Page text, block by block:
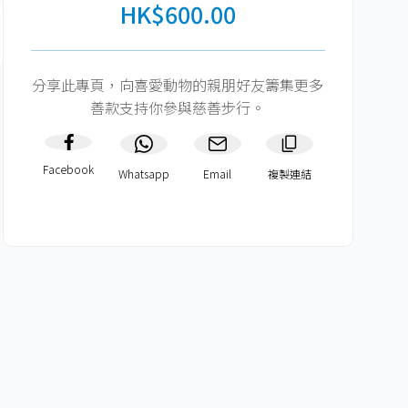
HK$600.00
分享此專頁，向喜愛動物的親朋好友籌集更多
善款支持你參與慈善步行。
Facebook Whatsapp Email 複製連結​